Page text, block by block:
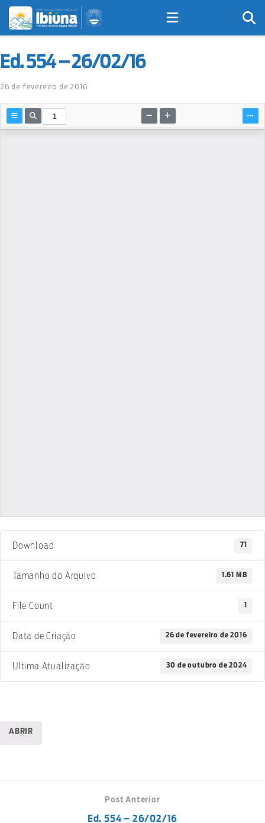
Ed. 554 – 26/02/16
26 de fevereiro de 2016
Download 71
Tamanho do Arquivo 1.61 MB
File Count 1
Data de Criação 26 de fevereiro de 2016
Ultima Atualização 30 de outubro de 2024
ABRIR
Post Anterior
Ed. 554 – 26/02/16